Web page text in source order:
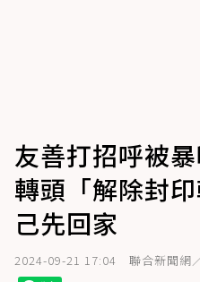
友善打招呼被
轉頭「解除封
己先回家
2024-09-21 17:04 聯合新聞網